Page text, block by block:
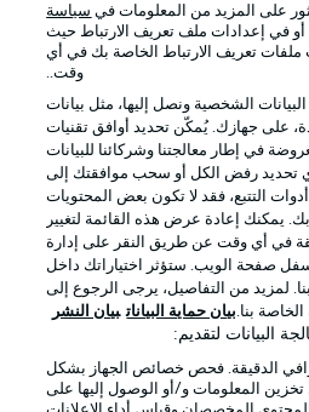
الإخطارات القانونية
القنوات الناقلة
جهة النشر
اللاعبون
على المزيد من المعلومات في سياسة
] أو في إعدادات ملف تعريف الارتباط حيث
ملفات تعريف الارتباط الخاصة بك في أي
وقت..
الشخصية ونصل إليها، مثل بيانات
على جهازك. يُمكّن تحديد أوافق تقنيات
في إطار معالجتنا وشركائنا للبيانات
تحديد رفض الكل أو سحب موافقتك إلى
التتبع، فقد لا تكون بعض المحتويات
بك. يمكنك إعادة عرض هذه القائمة لتغيير
في أي وقت عن طريق النقر على إدارة
صفحة الويب. ستؤثر اختياراتك داخل
لمزيد من التفاصيل، يرجى الرجوع إلى
بنا.بيان حماية البيانات بيان النشر
البيانات لتقديم:
الدقيقة. فحص خصائص الجهاز بشكل
المعلومات و/أو الوصول إليها على